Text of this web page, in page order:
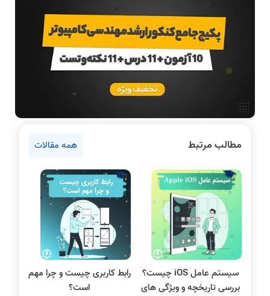
مقالات عمومی رشته کامپیوتر
ادامه تحصیل در رشته کامپیوتر
آمادگی برای کنکور
دانشگاه ها
نرم افزار
روانشناسی کنکور
پایتون
سی شارپ
علم داده
مقاله نویسی
بلاکچین
پایگاه داده
مطالب مرتبط همه مقالات
سیستم عامل iOS چیست؟
بررسی تاریخچه و ویژگی های
رابط کاربری چیست و چرا مهم
است؟